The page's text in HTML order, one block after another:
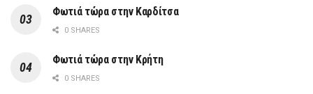
Φωτιά τώρα στην Καρδίτσα
0 SHARES
Φωτιά τώρα στην Κρήτη
0 SHARES